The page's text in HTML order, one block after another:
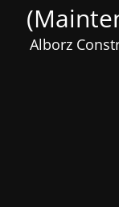
Alborz